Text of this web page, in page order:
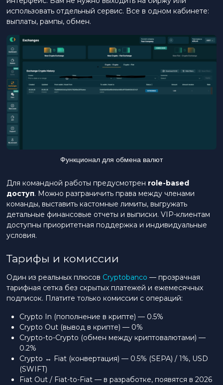
использовать отдельный сервис. Все в одном кабинете:
выплаты, рампы, обмен.
Функционал для обмена валют
Для командной работы предусмотрен role-based
доступ. Можно разграничить права между членами
команды, выставить кастомные лимиты, выгружать
детальные финансовые отчеты и выписки. VIP-клиентам
доступны приоритетная поддержка и индивидуальные
условия.
Тарифы и комиссии
Один из реальных плюсов Cryptobanco — прозрачная
тарифная сетка без скрытых платежей и ежемесячных
подписок. Платите только комиссии с операций:
Crypto In (пополнение в крипте) — 0.5%
Crypto Out (вывод в крипте) — 0%
Crypto-to-Crypto (обмен между криптовалютами) —
0.2%
Crypto ↔ Fiat (конвертация) — 0.5% (SEPA) / 1%, USD
(SWIFT)
Fiat Out / Fiat-to-Fiat — в разработке, появятся в 2026